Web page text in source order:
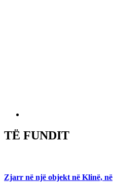
TË FUNDIT
Zjarr në një objekt në Klinë, në